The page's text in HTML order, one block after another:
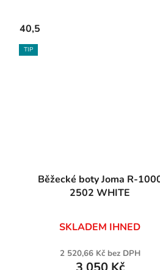
40,5
TIP
Běžecké boty Joma R-1000
2502 WHITE
SKLADEM IHNED
2 520,66 Kč bez DPH